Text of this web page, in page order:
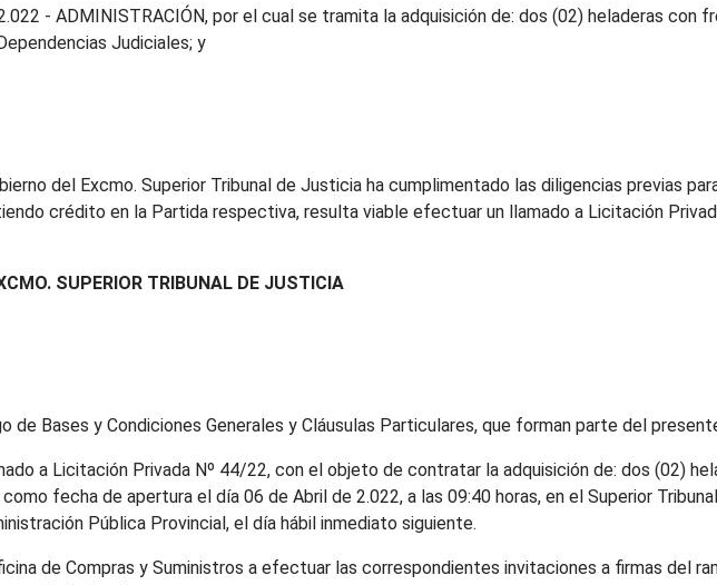
- ADMINISTRACIÓN, por el cual se tramita la adquisición de: dos (02) heladeras con
Judiciales; y
del Excmo. Superior Tribunal de Justicia ha cumplimentado las diligencias previas
crédito en la Partida respectiva, resulta viable efectuar un llamado a Licitación
SUPERIOR TRIBUNAL DE JUSTICIA
de Bases y Condiciones Generales y Cláusulas Particulares, que forman parte del
a Licitación Privada Nº 44/22, con el objeto de contratar la adquisición de: dos (02)
fecha de apertura el día 06 de Abril de 2.022, a las 09:40 horas, en el Superior
Pública Provincial, el día hábil inmediato siguiente.
de Compras y Suministros a efectuar las correspondientes invitaciones a firmas del